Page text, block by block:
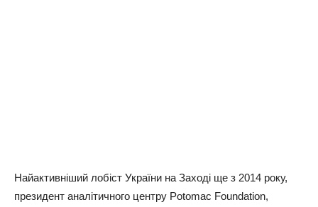
Найактивніший лобіст України на Заході ще з 2014 року,
президент аналітичного центру Potomac Foundation,